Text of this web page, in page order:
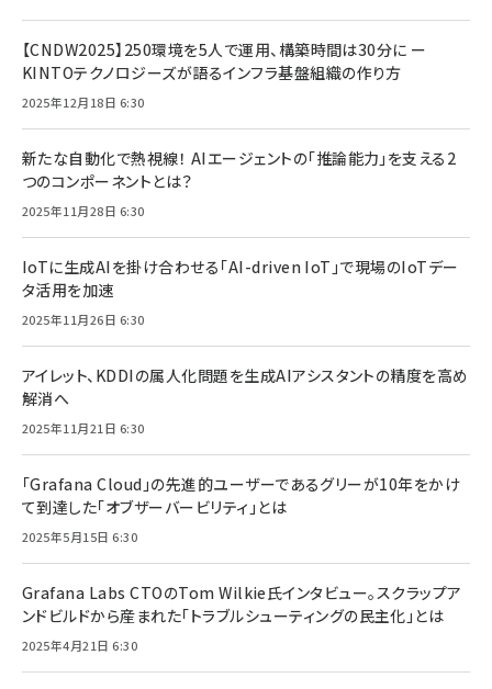
【CNDW2025】250環境を5人で運用、構築時間は30分に ー
KINTOテクノロジーズが語るインフラ基盤組織の作り方
2025年12月18日 6:30
新たな自動化で熱視線！ AIエージェントの「推論能力」を支える2
つのコンポーネントとは？
2025年11月28日 6:30
IoTに生成AIを掛け合わせる「AI-driven IoT」で現場のIoTデー
タ活用を加速
2025年11月26日 6:30
アイレット、KDDIの属人化問題を生成AIアシスタントの精度を高め
解消へ
2025年11月21日 6:30
「Grafana Cloud」の先進的ユーザーであるグリーが10年をかけ
て到達した「オブザーバービリティ」とは
2025年5月15日 6:30
Grafana Labs CTOのTom Wilkie氏インタビュー。スクラップア
ンドビルドから産まれた「トラブルシューティングの民主化」とは
2025年4月21日 6:30